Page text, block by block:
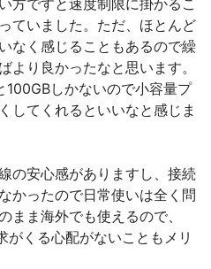
方ですと速度制限に掛かるこ
ていました。ただ、ほとんど
なく感じることもあるので繰
より良かったなと思います。
100GBしかないので小容量プ
してくれるといいなと感じま
の安心感がありますし、接続
かったので日常使いは全く問
まま海外でも使えるので、
がくる心配がないこともメリ